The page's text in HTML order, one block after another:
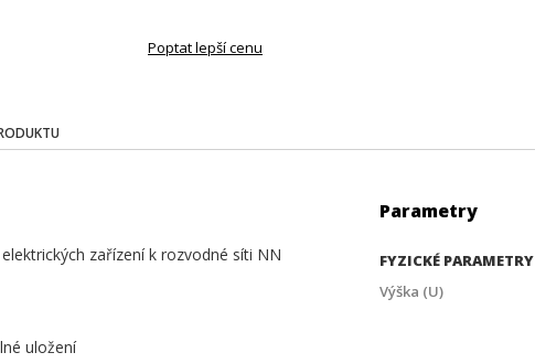
Poptat lepší cenu
zařízení k rozvodné síti NN
uložení
Parametry
FYZICKÉ PARAMETRY
Výška (U)